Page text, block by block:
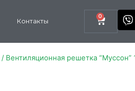
Контакты
0
/ Вентиляционная решетка “Муссон”